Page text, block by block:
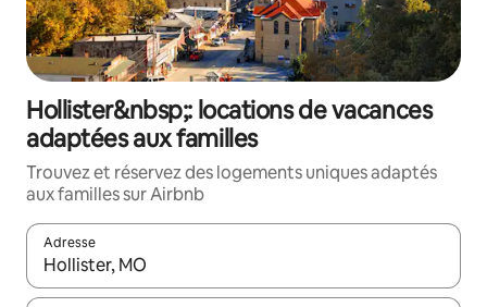
Hollister&nbsp;: locations de vacances
adaptées aux familles
Trouvez et réservez des logements uniques adaptés
aux familles sur Airbnb
Adresse
Lorsque les résultats s'affichent, utilisez les flèches vers le